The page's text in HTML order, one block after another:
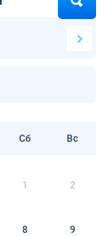
Сб Вс
1 2
8 9